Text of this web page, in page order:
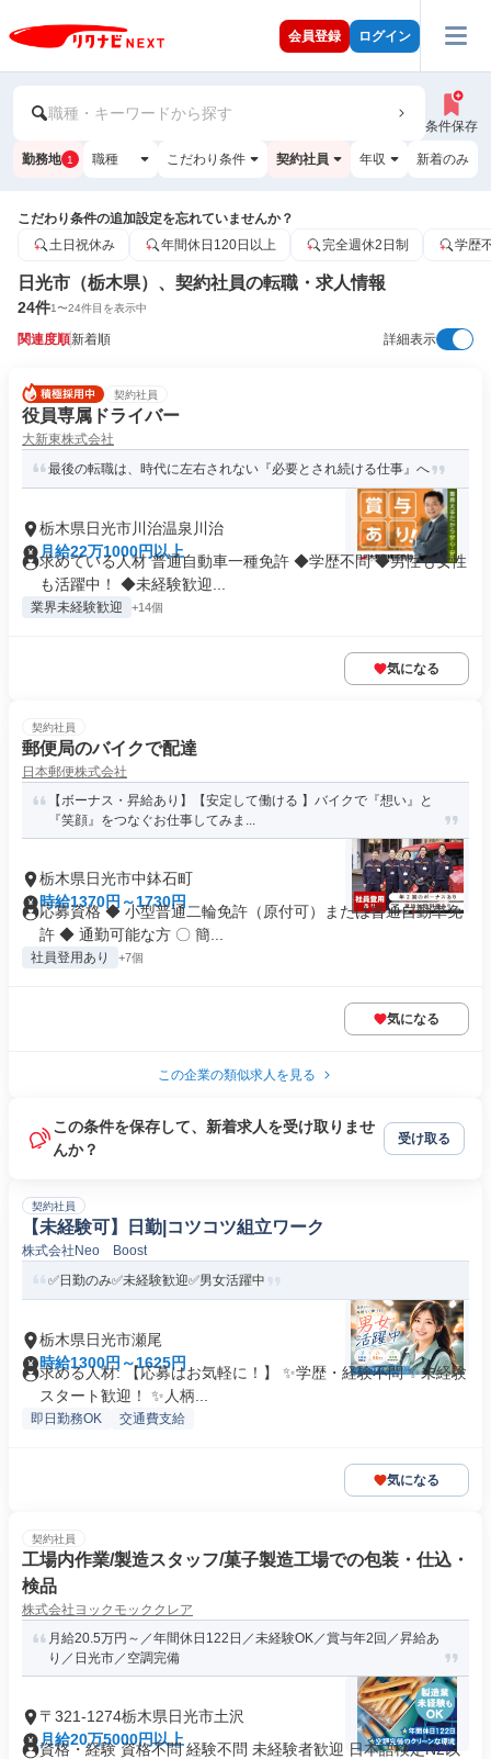
会員登録 ログイン
職種・キーワードから探す
条件保存
勤務地 1 職種 こだわり条件 契約社員 年収 新着のみ
こだわり条件の追加設定を忘れていませんか？
土日祝休み
年間休日120日以上 完全週休2日制 学歴
日光市（栃木県）、契約社員の転職・求人情報
24件1〜24件目を表示中
関連度順新着順 詳細表示
契約社員
役員専属ドライバー
大新東株式会社
最後の転職は、時代に左右されない『必要とされ続ける仕事』へ
栃木県日光市川治温泉川治
月給22万1000円以上
求めている人材 普通自動車一種免許 ◆学歴不問 ◆男性も女性
も活躍中！ ◆未経験歓迎...
業界未経験歓迎 +14個
気になる
契約社員
郵便局のバイクで配達
日本郵便株式会社
【ボーナス・昇給あり】【安定して働ける 】バイクで『想い』と
『笑顔』をつなぐお仕事してみま...
栃木県日光市中鉢石町
時給1370円～1730円
応募資格 ◆ 小型普通二輪免許（原付可）または普通自動車免
許 ◆ 通勤可能な方 〇 簡...
社員登用あり +7個
気になる
この企業の類似求人を見る
この条件を保存して、新着求人を受け取りませ
んか？
受け取る
契約社員
【未経験可】日勤|コツコツ組立ワーク
株式会社Neo Boost
✅日勤のみ✅未経験歓迎✅男女活躍中
栃木県日光市瀬尾
時給1300円～1625円
求める人材: 【応募はお気軽に！】 ✨学歴・経験不問 ✨未経験
スタート歓迎！ ✨人柄...
即日勤務OK 交通費支給
気になる
契約社員
工場内作業/製造スタッフ/菓子製造工場での包装・仕込・
検品
株式会社ヨックモッククレア
月給20.5万円～／年間休日122日／未経験OK／賞与年2回／昇給あ
り／日光市／空調完備
〒321-1274栃木県日光市土沢
月給20万5000円以上
資格・経験 資格不問 経験不問 未経験者歓迎 日本語検定N2以